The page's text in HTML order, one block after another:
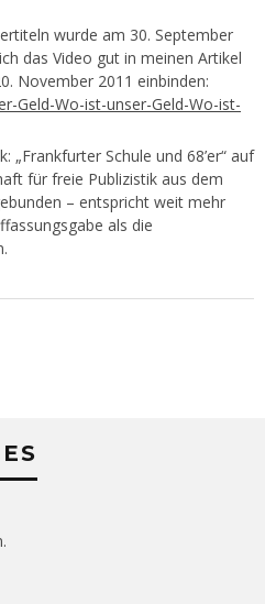
wurde am 30. September
das Video gut in meinen Artikel
November 2011 einbinden:
Geld-Wo-ist-unser-Geld-Wo-ist-
„Frankfurter Schule und 68’er“ auf
für freie Publizistik aus dem
– entspricht weit mehr
als die